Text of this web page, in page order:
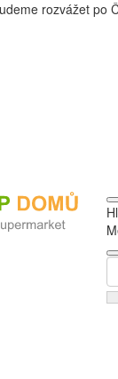
domů, Nákup
rozvážet po